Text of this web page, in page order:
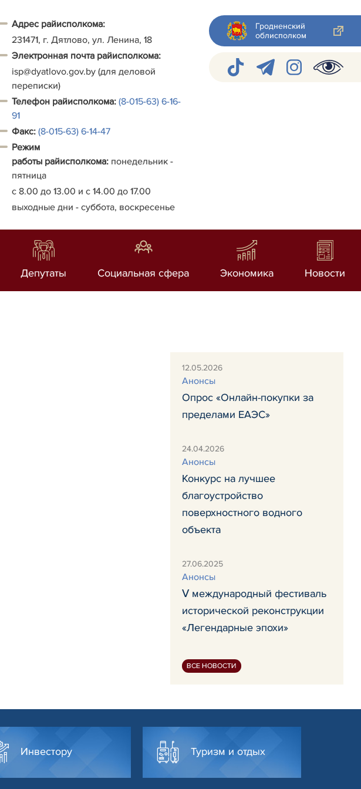
Адрес райисполкома:
231471, г. Дятлово, ул. Ленина, 18
Электронная почта райисполкома:
isp@dyatlovo.gov.by (для деловой
переписки)
Телефон райисполкома: (8-015-63) 6-16-
91
Факс: (8-015-63) 6-14-47
Режим
работы райисполкома: понедельник -
пятница
с 8.00 до 13.00 и с 14.00 до 17.00
выходные дни - суббота, воскресенье
Гродненский
облисполком
Депутаты Социальная сфера Экономика Новости
12.05.2026
Анонсы
Опрос «Онлайн-покупки за
пределами ЕАЭС»
24.04.2026
Анонсы
Конкурс на лучшее
благоустройство
поверхностного водного
объекта
27.06.2025
Анонсы
Ⅴ международный фестиваль
исторической реконструкции
«Легендарные эпохи»
ВСЕ НОВОСТИ
Инвестору Туризм и отдых